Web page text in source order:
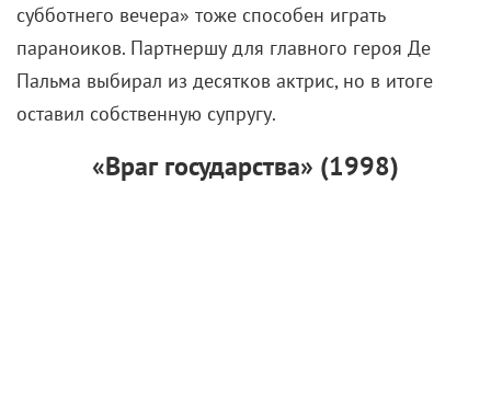
субботнего вечера» тоже способен играть
параноиков. Партнершу для главного героя Де
Пальма выбирал из десятков актрис, но в итоге
оставил собственную супругу.
«Враг государства» (1998)